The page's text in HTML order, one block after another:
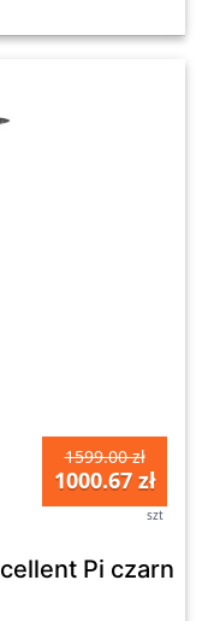
1599.00 zł
1000.67 zł
szt
Pi czarny